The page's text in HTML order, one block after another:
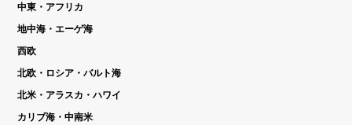
中東・アフリカ
地中海・エーゲ海
西欧
北欧・ロシア・バルト海
北米・アラスカ・ハワイ
カリブ海・中南米